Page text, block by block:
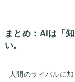
まとめ：AIは「
い。
人間のライバルに